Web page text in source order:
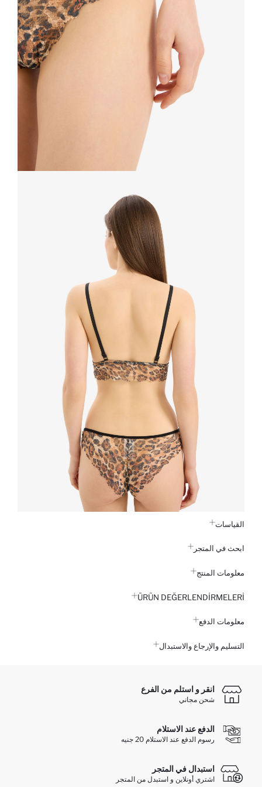
القياسات
ابحث في المتجر
معلومات المنتج
ÜRÜN DEĞERLENDİRMELERİ
معلومات الدفع
التسليم والإرجاع والاستبدال
انقر و استلم من الفرع
شحن مجاني
الدفع عند الاستلام
رسوم الدفع عند الاستلام 20 جنيه
استبدال في المتجر
اشتري أونلاين و استبدل من المتجر